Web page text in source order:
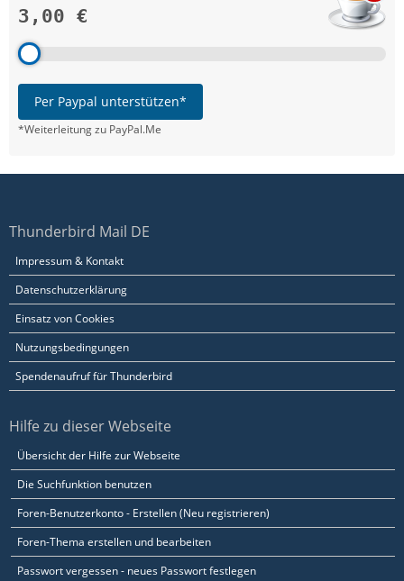
3,00 €
Per Paypal unterstützen*
*Weiterleitung zu PayPal.Me
Thunderbird Mail DE
Impressum & Kontakt
Datenschutzerklärung
Einsatz von Cookies
Nutzungsbedingungen
Spendenaufruf für Thunderbird
Hilfe zu dieser Webseite
Übersicht der Hilfe zur Webseite
Die Suchfunktion benutzen
Foren-Benutzerkonto - Erstellen (Neu registrieren)
Foren-Thema erstellen und bearbeiten
Passwort vergessen - neues Passwort festlegen